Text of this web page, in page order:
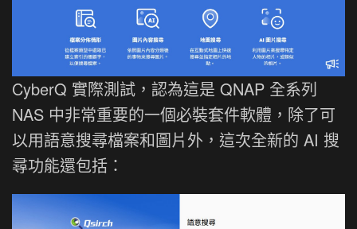
CyberQ 實際測試，認為這是 QNAP 全系列
NAS 中非常重要的一個必裝套件軟體，除了可
以用語意搜尋檔案和圖片外，這次全新的 AI 搜
尋功能還包括：